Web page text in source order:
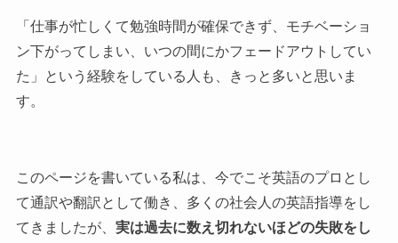
「仕事が忙しくて勉強時間が確保できず、モチベーショ
ン下がってしまい、いつの間にかフェードアウトしてい
た」という経験をしている人も、きっと多いと思いま
す。
このページを書いている私は、今でこそ英語のプロとし
て通訳や翻訳として働き、多くの社会人の英語指導をし
てきましたが、 実は過去に数え切れないほどの失敗をし